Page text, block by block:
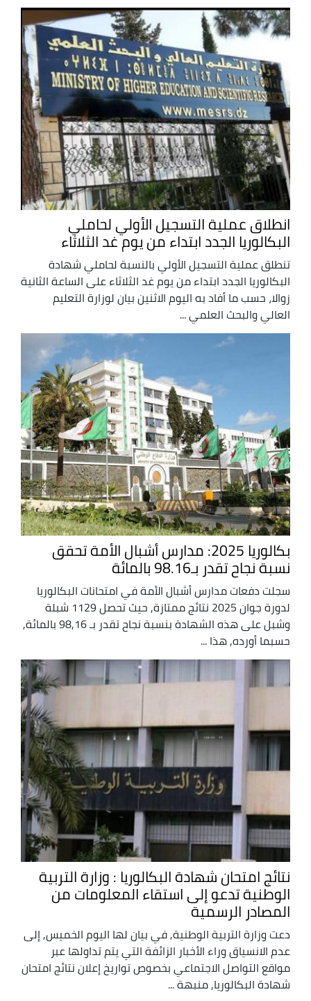
انطلاق عملية التسجيل الأولي لحاملي
البكالوريا الجدد ابتداء من يوم غد الثلاثاء
تنطلق عملية التسجيل الأولي بالنسبة لحاملي شهادة
البكالوريا الجدد ابتداء من يوم غد الثلاثاء على الساعة الثانية
زوالا، حسب ما أفاد به اليوم الاثنين بيان لوزارة التعليم
العالي والبحث العلمي ...
بكالوريا 2025: مدارس أشبال الأمة تحقق
نسبة نجاح تقدر بـ98.16 بالمائة
سجلت دفعات مدارس أشبال الأمة في امتحانات البكالوريا
لدورة جوان 2025 نتائج ممتازة, حيث تحصل 1129 شبلة
وشبل على هذه الشهادة بنسبة نجاح تقدر بـ 98,16 بالمائة,
حسبما أورده, هذا ...
نتائج امتحان شهادة البكالوريا : وزارة التربية
الوطنية تدعو إلى استقاء المعلومات من
المصادر الرسمية
دعت وزارة التربية الوطنية, في بيان لها اليوم الخميس, إلى
عدم الانسياق وراء الأخبار الزائفة التي يتم تداولها عبر
مواقع التواصل الاجتماعي بخصوص تواريخ إعلان نتائج امتحان
شهادة البكالوريا, منبهة ...